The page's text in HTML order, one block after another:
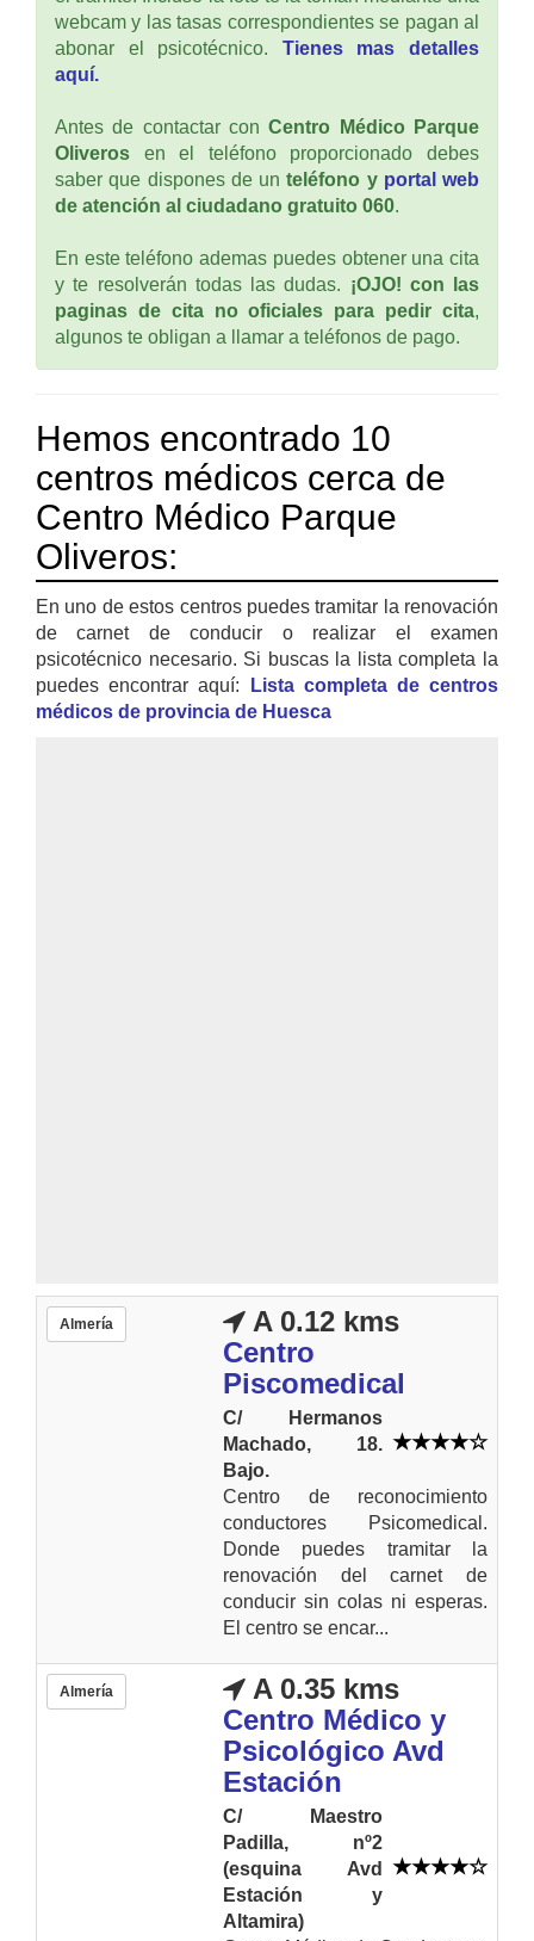
webcam y las tasas correspondientes se pagan al
abonar el psicotécnico. Tienes mas detalles
aquí.
Antes de contactar conCentro Médico Parque
Oliveros en el teléfono proporcionado debes
saber que dispones de unteléfono y portal web
de atención al ciudadano gratuito 060.
En este teléfono ademas puedes obtener una cita
y te resolverán todas las dudas. ¡OJO! con las
paginas de cita no oficiales para pedir cita,
algunos te obligan a llamar a teléfonos de pago.
Hemos encontrado 10
centros médicos cerca de
Centro Médico Parque
Oliveros:
En uno de estos centros puedes tramitar la renovación
de carnet de conducir o realizar el examen
psicotécnico necesario. Si buscas la lista completa la
puedes encontrar aquí:
Lista completa de centros
médicos de provincia de Huesca
Almería
A 0.12 kms
Centro
Piscomedical
C/ Hermanos
Machado, 18.
Bajo.
Centro de reconocimiento
conductores Psicomedical.
Donde puedes tramitar la
renovación del carnet de
conducir sin colas ni esperas.
El centro se encar...
Almería
A 0.35 kms
Centro Médico y
Psicológico Avd
Estación
C/ Maestro
Padilla, nº2
(esquina Avd
Estación y
Altamira)